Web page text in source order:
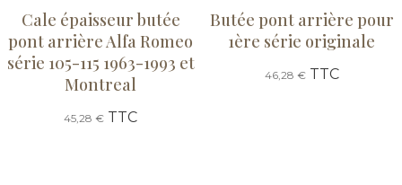
Cale épaisseur butée
pont arrière Alfa Romeo
série 105-115 1963-1993 et
Montreal
45,28 € TTC
Butée pont arrière pour
1ère série originale
46,28 €TTC